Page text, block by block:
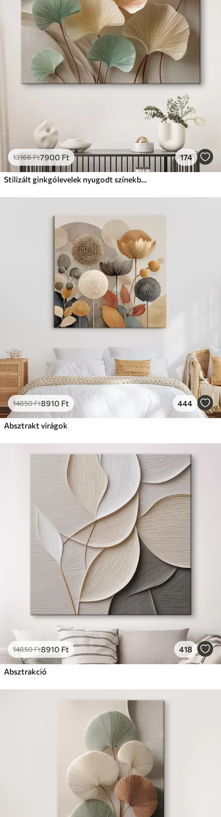
✗Környezetbarát anyag
Prémium
Ft
Élénk, gazdag színek
Fakulásálló
✓Biztonságos, szagtalan tinta
Eco-Prémium
Tól12405Ft
✓Élénk, gazdag színek
✓Fakulásálló
Környezetbarát anyag
13166Ft7900 Ft 174
Stilizált ginkgólevelek nyugodt színekben
14850Ft8910 Ft 444
Absztrakt virágok
14850Ft8910 Ft 418
Absztrakció